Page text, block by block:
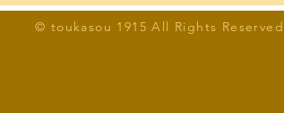
© toukasou 1915 All Rights